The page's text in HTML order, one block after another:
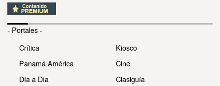
- Portales -
Crítica
Panamá América
Día a Día
Kiosco
Cine
Clasiguía